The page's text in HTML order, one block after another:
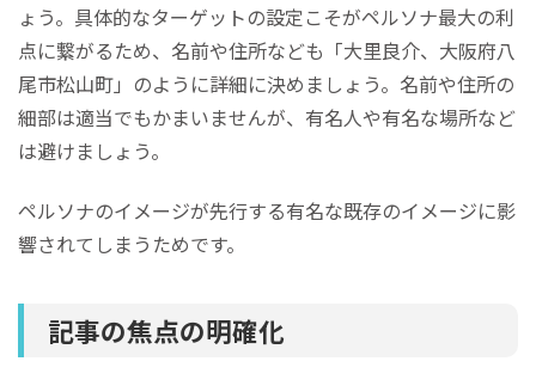
ょう。具体的なターゲットの設定こそがペルソナ最大の利
点に繋がるため、名前や住所なども「大里良介、大阪府八
尾市松山町」のように詳細に決めましょう。名前や住所の
細部は適当でもかまいませんが、有名人や有名な場所など
は避けましょう。
ペルソナのイメージが先行する有名な既存のイメージに影
響されてしまうためです。
記事の焦点の明確化